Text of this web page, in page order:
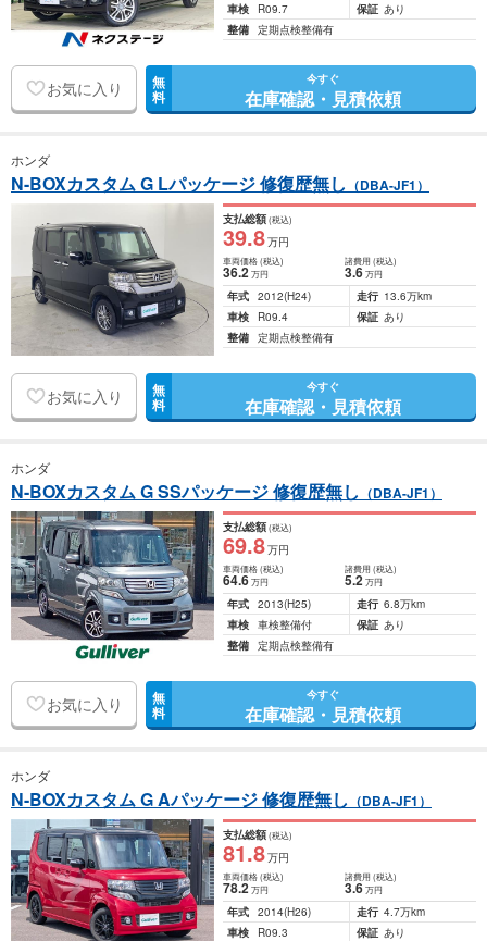
車検
R09.7 保証 あり
整備 定期点検整備有
お気に入り 無
料
今すぐ
在庫確認・見積依頼
ホンダ
N-BOXカスタム G Lパッケージ 修復歴無し （DBA-JF1）
支払総額(税込)
39.8万円
車両価格(税込)
36.2万円
諸費用 (税込)
3.6 万円
年式 2012(H24) 走行 13.6万km
車検
R09.4 保証 あり
整備 定期点検整備有
お気に入り 無
料
今すぐ
在庫確認・見積依頼
ホンダ
N-BOXカスタム G SSパッケージ 修復歴無し （DBA-JF1）
支払総額(税込)
69.8万円
車両価格(税込)
64.6万円
諸費用 (税込)
5.2 万円
年式 2013(H25) 走行 6.8万km
車検 車検整備付 保証 あり
整備 定期点検整備有
お気に入り 無
料
今すぐ
在庫確認・見積依頼
ホンダ
N-BOXカスタム G Aパッケージ 修復歴無し （DBA-JF1）
支払総額(税込)
81.8万円
車両価格(税込)
78.2万円
諸費用 (税込)
3.6 万円
年式 2014(H26) 走行 4.7万km
車検
R09.3 保証 あり